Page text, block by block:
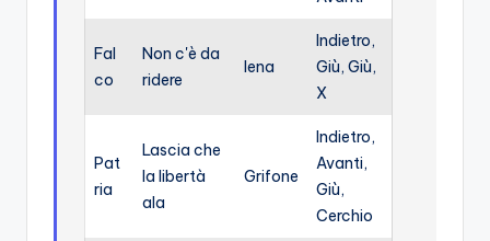
Fal
co
Non c'è da
ridere
Iena
Indietro,
Giù, Giù,
X
Pat
ria
Lascia che
la libertà
ala
Grifone
Indietro,
Avanti,
Giù,
Cerchio